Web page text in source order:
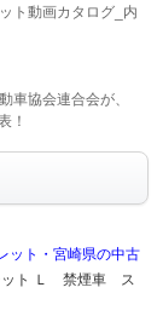
ト動画カタログ_内
車協会連合会が、
！
ット・宮崎県の中古
ット Ｌ 禁煙車 ス